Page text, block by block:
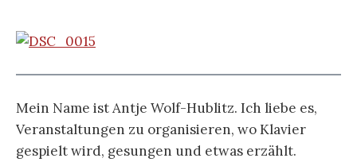
Mein Name ist Antje Wolf-Hublitz. Ich liebe es,
Veranstaltungen zu organisieren, wo Klavier
gespielt wird, gesungen und etwas erzählt.